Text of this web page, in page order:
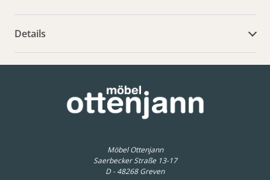
Details
Möbel Ottenjann
Saerbecker Straße 13-17
D - 48268 Greven